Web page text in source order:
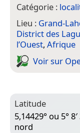
Catégorie :
Lieu : Grand-
District des
l’Ouest, Afrique
Voir sur
Latitude
5,14429° ou 5° 8′
nord